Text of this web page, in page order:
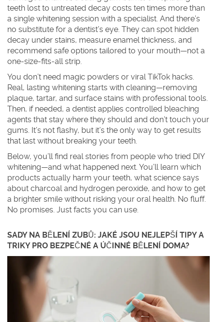
teeth lost to untreated decay costs ten times more than
a single whitening session with a specialist. And there’s
no substitute for a dentist’s eye. They can spot hidden
decay under stains, measure enamel thickness, and
recommend safe options tailored to your mouth—not a
one-size-fits-all strip.
You don’t need magic powders or viral TikTok hacks.
Real, lasting whitening starts with cleaning—removing
plaque, tartar, and surface stains with professional tools.
Then, if needed, a dentist applies controlled bleaching
agents that stay where they should and don’t touch your
gums. It’s not flashy, but it’s the only way to get results
that last without breaking your teeth.
Below, you’ll find real stories from people who tried DIY
whitening—and what happened next. You’ll learn which
products actually harm your teeth, what science says
about charcoal and hydrogen peroxide, and how to get
a brighter smile without risking your oral health. No fluff.
No promises. Just facts you can use.
SADY NA BĚLENÍ ZUBŮ: JAKÉ JSOU NEJLEPŠÍ TIPY A
TRIKY PRO BEZPEČNÉ A ÚČINNÉ BĚLENÍ DOMA?